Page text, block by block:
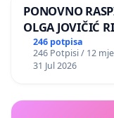
PONOVNO
OLGA JOVIČIĆ
246 potpisa
246 Potpisi / 12
31 Jul 2026